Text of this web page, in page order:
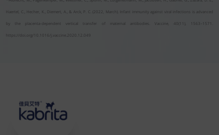
Haertel, C., Hecher, K., Diemert, A., & Arck, P. C. (2022, March). Infant immunity against viral infections is advanced
by the placenta-dependent vertical transfer of maternal antibodies. Vaccine, 40(11), 1563–1571.
https://doi.org/10.1016/j.vaccine.2020.12.049